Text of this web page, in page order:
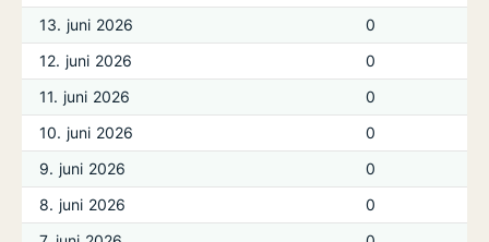
13. juni 2026
0
12. juni 2026
0
11. juni 2026
0
10. juni 2026
0
9. juni 2026
0
8. juni 2026
0